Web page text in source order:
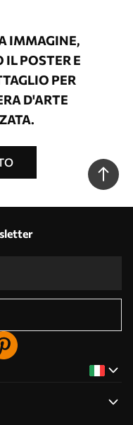
IMMAGINE,
IL POSTER E
PER
D'ARTE